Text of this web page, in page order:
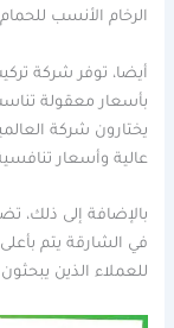
الرخام الأنسب
أيضا، توفر شركة
بأسعار معقولة
يختارون شركة
عالية وأسعار
بالإضافة إلى ذلك،
في الشارقة يتم بأعلى
للعملاء الذين